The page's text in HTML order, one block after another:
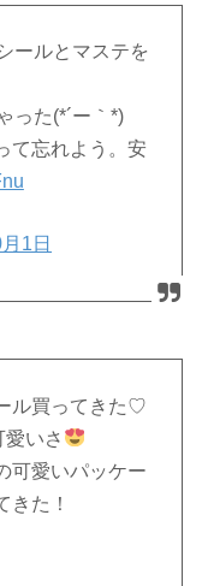
ールとマステを
った(*´ー｀*)
て忘れよう。安
1日
ル買ってきた♡
いさ
可愛いパッケー
きた！